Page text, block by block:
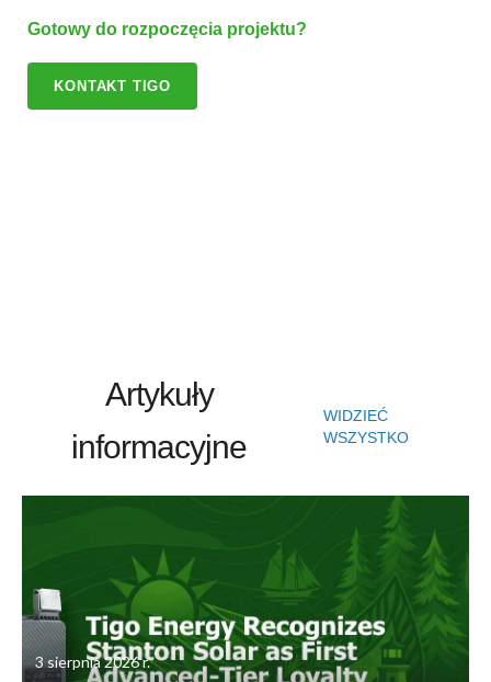
Gotowy do rozpoczęcia projektu?
KONTAKT TIGO
Artykuły
informacyjne
WIDZIEĆ
WSZYSTKO
3 sierpnia 2026 r.